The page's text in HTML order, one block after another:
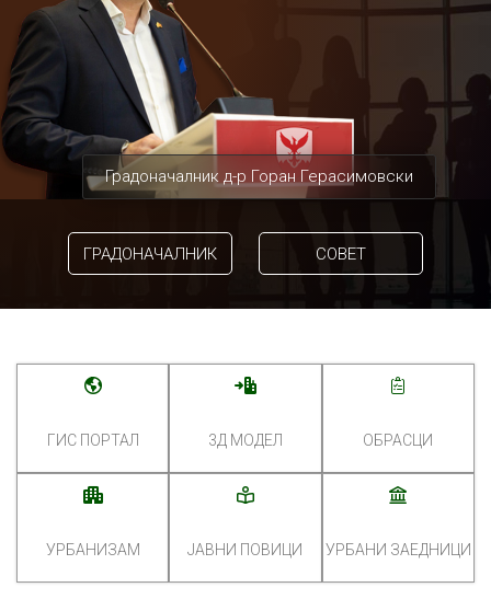
Градоначалник д-р Горан Герасимовски
ГРАДОНАЧАЛНИК СОВЕТ
ГИС ПОРТАЛ 3Д МОДЕЛ ОБРАСЦИ
УРБАНИЗАМ ЈАВНИ ПОВИЦИ УРБАНИ ЗАЕДНИЦИ